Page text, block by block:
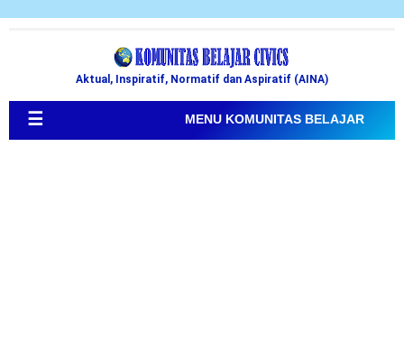
Aktual, Inspiratif, Normatif dan Aspiratif (AINA)
☰ MENU KOMUNITAS BELAJAR